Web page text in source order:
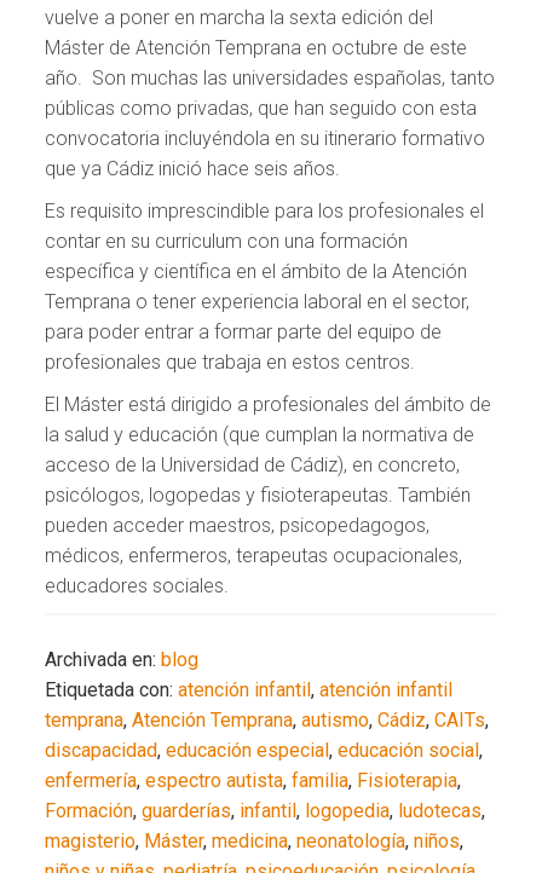
vuelve a poner en marcha la sexta edición del
Máster de Atención Temprana en octubre de este
año. Son muchas las universidades españolas, tanto
públicas como privadas, que han seguido con esta
convocatoria incluyéndola en su itinerario formativo
que ya Cádiz inició hace seis años.
Es requisito imprescindible para los profesionales el
contar en su curriculum con una formación
específica y científica en el ámbito de la Atención
Temprana o tener experiencia laboral en el sector,
para poder entrar a formar parte del equipo de
profesionales que trabaja en estos centros.
El Máster está dirigido a profesionales del ámbito de
la salud y educación (que cumplan la normativa de
acceso de la Universidad de Cádiz), en concreto,
psicólogos, logopedas y fisioterapeutas. También
pueden acceder maestros, psicopedagogos,
médicos, enfermeros, terapeutas ocupacionales,
educadores sociales.
Archivada en:blog
Etiquetada con:atención infantil,atención infantil
temprana,Atención Temprana,autismo,Cádiz,CAITs,
discapacidad,educación especial,educación social,
enfermería,espectro autista,familia, Fisioterapia,
Formación,guarderías, infantil, logopedia, ludotecas,
magisterio, Máster,medicina,neonatología,niños,